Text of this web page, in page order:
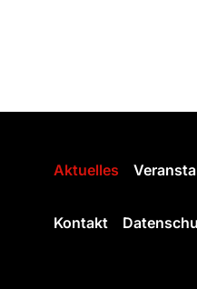
Aktuelles
Kontakt